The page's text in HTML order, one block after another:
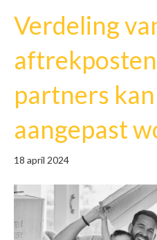
Verdeling
partners
aangepast
18 april 2024